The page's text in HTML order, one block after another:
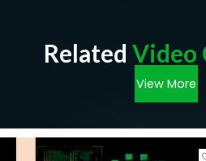
Related Video
View More